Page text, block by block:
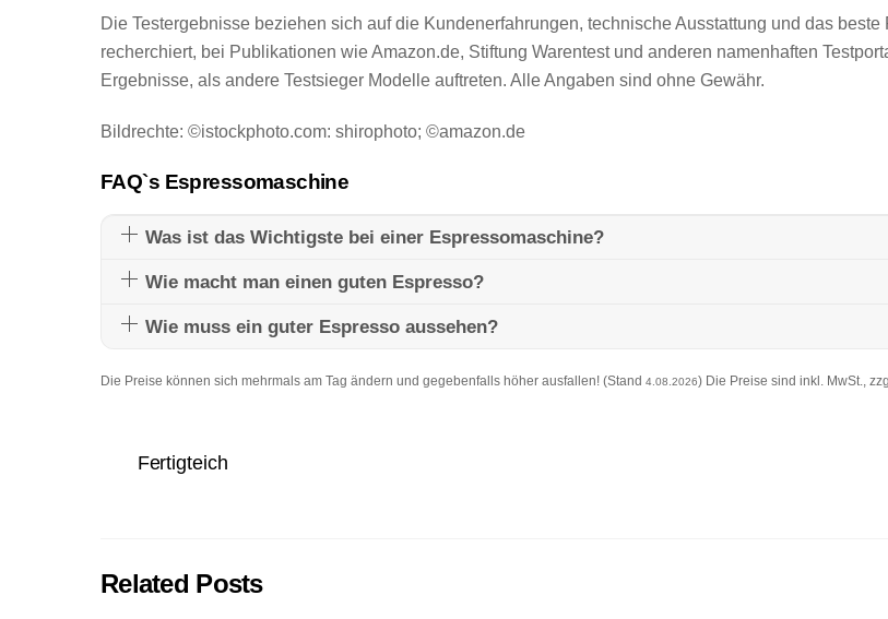
Die Testergebnisse beziehen sich auf die Kundenerfahrungen, technische Ausstattung und das
recherchiert, bei Publikationen wie Amazon.de, Stiftung Warentest und anderen namenhaften
Ergebnisse, als andere Testsieger Modelle auftreten. Alle Angaben sind ohne Gewähr.
Bildrechte: ©istockphoto.com: shirophoto; ©amazon.de
FAQ`s Espressomaschine
Was ist das Wichtigste bei einer Espressomaschine?
Wie macht man einen guten Espresso?
Wie muss ein guter Espresso aussehen?
Die Preise können sich mehrmals am Tag ändern und gegebenfalls höher ausfallen! (Stand 4.08.2026) Die Preise sind inkl. MwSt.,
Fertigteich
Related Posts